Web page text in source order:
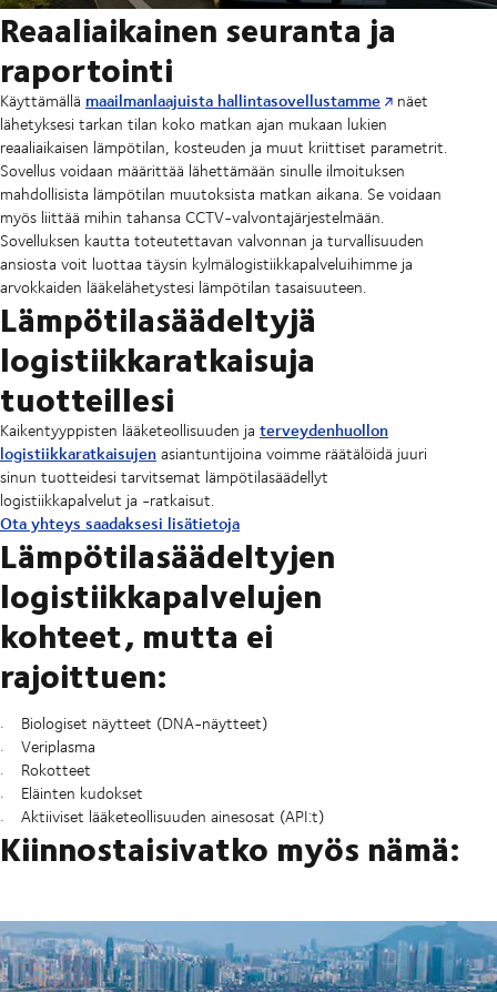
Reaaliaikainen seuranta ja
raportointi
Käyttämällä maailmanlaajuista hallintasovellustamme
näet
lähetyksesi tarkan tilan koko matkan ajan mukaan lukien
reaaliaikaisen lämpötilan, kosteuden ja muut kriittiset parametrit.
Sovellus voidaan määrittää lähettämään sinulle ilmoituksen
mahdollisista lämpötilan muutoksista matkan aikana. Se voidaan
myös liittää mihin tahansa CCTV-valvontajärjestelmään.
Sovelluksen kautta toteutettavan valvonnan ja turvallisuuden
ansiosta voit luottaa täysin kylmälogistiikkapalveluihimme ja
arvokkaiden lääkelähetystesi lämpötilan tasaisuuteen.
Lämpötilasäädeltyjä
logistiikkaratkaisuja
tuotteillesi
Kaikentyyppisten lääketeollisuuden ja terveydenhuollon
logistiikkaratkaisujenasiantuntijoina voimme räätälöidä juuri
sinun tuotteidesi tarvitsemat lämpötilasäädellyt
logistiikkapalvelut ja -ratkaisut.
Ota yhteys saadaksesi lisätietoja
Lämpötilasäädeltyjen
logistiikkapalvelujen
kohteet, mutta ei
rajoittuen:
Biologiset näytteet (DNA-näytteet)
Veriplasma
Rokotteet
Eläinten kudokset
Aktiiviset lääketeollisuuden ainesosat (API:t)
Kiinnostaisivatko myös nämä: